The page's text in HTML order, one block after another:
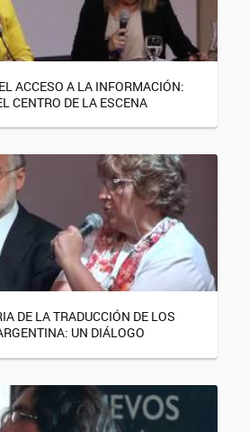
ACCESO A LA INFORMACIÓN:
CENTRO DE LA ESCENA
DE LA TRADUCCIÓN DE LOS
UN DIÁLOGO